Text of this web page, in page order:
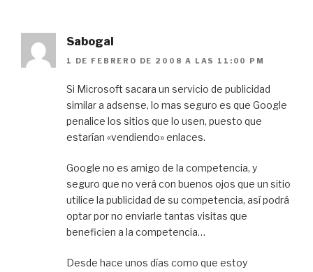
Sabogal
1 DE FEBRERO DE 2008 A LAS 11:00 PM
Si Microsoft sacara un servicio de publicidad
similar a adsense, lo mas seguro es que Google
penalice los sitios que lo usen, puesto que
estarían «vendiendo» enlaces.
Google no es amigo de la competencia, y
seguro que no verá con buenos ojos que un sitio
utilice la publicidad de su competencia, así podrá
optar por no enviarle tantas visitas que
beneficien a la competencia…
Desde hace unos días como que estoy